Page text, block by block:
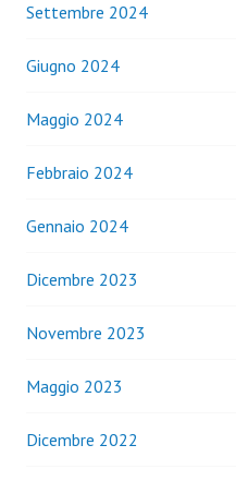
Settembre 2024
Giugno 2024
Maggio 2024
Febbraio 2024
Gennaio 2024
Dicembre 2023
Novembre 2023
Maggio 2023
Dicembre 2022